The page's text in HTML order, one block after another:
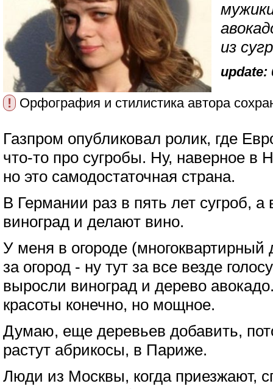
из
update:
! Орфография и стилистика автора
Газпром опубликовал ролик, где
что-то про сугробы. Ну, наверное в
но это самодостаточная страна.
В Германии раз в пять лет сугроб,
виноград и делают вино.
У меня в огороде
за огород - ну тут за все везде
выросли виноград и дерево
красоты конечно, но мощное.
Думаю, еще деревьев добавить,
растут абрикосы, в Париже.
Люди из Москвы, когда приезжают,